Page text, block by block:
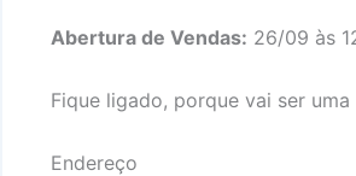
Abertura de Vendas: 26/09 às
Fique ligado, porque vai ser
Endereço